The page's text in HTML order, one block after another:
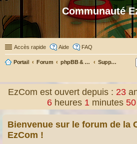
Communauté
Accès rapide Aide FAQ
Portail Forum phpBB & Co Support pour phpBB
EzCom est ouvert depuis : 23
6 heures 1 minutes 51
Bienvenue sur le forum de la
EzCom !